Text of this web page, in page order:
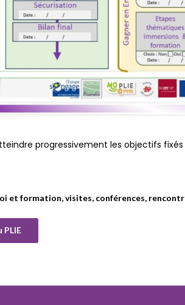
progressivement les objectifs
et formation, visites, conférences,
PLIE